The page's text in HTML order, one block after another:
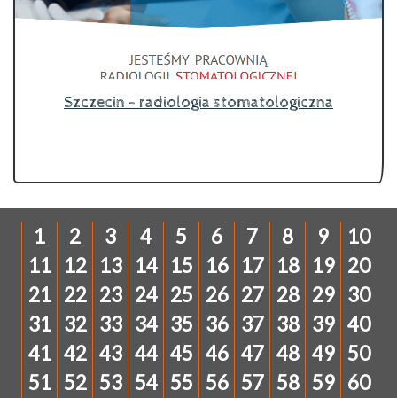
Szczecin - radiologia stomatologiczna
1 2 3 4 5 6 7 8 9
10
11
12 13 14 15 16 17 18 19 20
21 22 23 24 25 26 27 28 29 30
31 32 33 34 35 36 37 38 39 40
41 42 43 44 45 46 47 48 49 50
51 52 53 54 55 56 57 58 59 60